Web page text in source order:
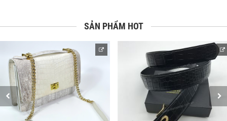
SẢN PHẨM HOT